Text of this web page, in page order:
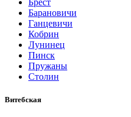
Брест
Барановичи
Ганцевичи
Кобрин
Лунинец
Пинск
Пружаны
Столин
Витебская